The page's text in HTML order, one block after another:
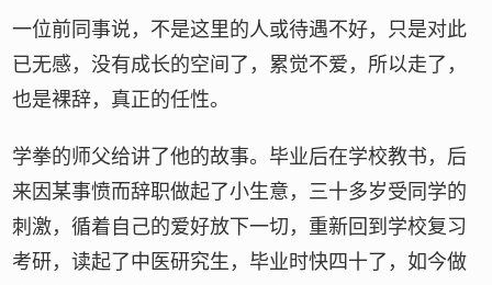
一位前同事说，不是这里的人或待遇不好，只是对此
已无感，没有成长的空间了，累觉不爱，所以走了，
也是裸辞，真正的任性。
学拳的师父给讲了他的故事。毕业后在学校教书，后
来因某事愤而辞职做起了小生意，三十多岁受同学的
刺激，循着自己的爱好放下一切，重新回到学校复习
考研，读起了中医研究生，毕业时快四十了，如今做